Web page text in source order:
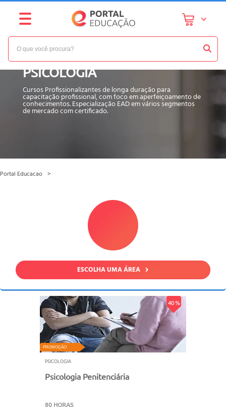
RESULTADO DA BUSCA -
PSICOLOGIA
Cursos Profissionalizantes de longa duração para
capacitação profissional, com foco em aperfeiçoamento de
conhecimentos. Especialização EAD em vários segmentos
de mercado com certificado.
Portal Educacao
ESCOLHA UMA ÁREA
40 %
PROMOÇÃO
PSICOLOGIA
Psicologia Penitenciária
80 HORAS